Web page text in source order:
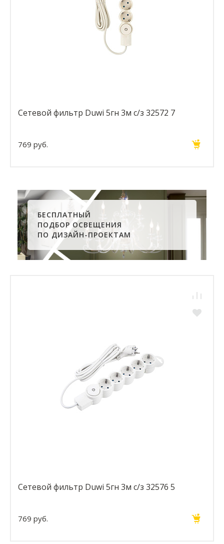
Сетевой фильтр Duwi 5гн 3м с/з 32572 7
769 руб.
БЕСПЛАТНЫЙ
ПОДБОР ОСВЕЩЕНИЯ
ПО ДИЗАЙН-ПРОЕКТАМ
Сетевой фильтр Duwi 5гн 3м с/з 32576 5
769 руб.